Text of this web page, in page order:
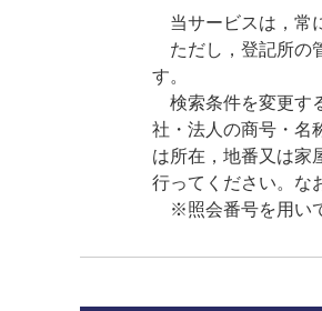
当サービスは，常
ただし，登記所の
す。
検索条件を変更す
社・法人の商号・名
は所在，地番又は家
行ってください。な
※照会番号を用いて